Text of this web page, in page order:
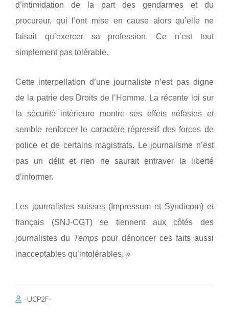
d’intimidation de la part des gendarmes et du
procureur, qui l’ont mise en cause alors qu’elle ne
faisait qu’exercer sa profession. Ce n’est tout
simplement pas tolérable.
Cette interpellation d’une journaliste n’est pas digne
de la patrie des Droits de l’Homme. La récente loi sur
la sécurité intérieure montre ses effets néfastes et
semble renforcer le caractère répressif des forces de
police et de certains magistrats. Le journalisme n’est
pas un délit et rien ne saurait entraver la liberté
d’informer.
Les journalistes suisses (Impressum et Syndicom) et
français (SNJ-CGT) se tiennent aux côtés des
journalistes du Temps pour dénoncer ces faits aussi
inacceptables qu’intolérables. »
-UCP2F-